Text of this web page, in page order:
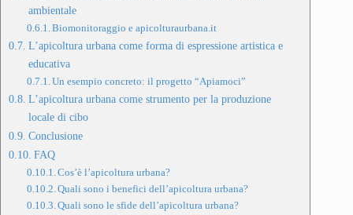
ambientale
Biomonitoraggio e apicolturaurbana.it
L’apicoltura urbana come forma di espressione artistica e
educativa
Un esempio concreto: il progetto “Apiamoci”
L’apicoltura urbana come strumento per la produzione
locale di cibo
Conclusione
FAQ
Cos’è l’apicoltura urbana?
Quali sono i benefici dell’apicoltura urbana?
Quali sono le sfide dell’apicoltura urbana?